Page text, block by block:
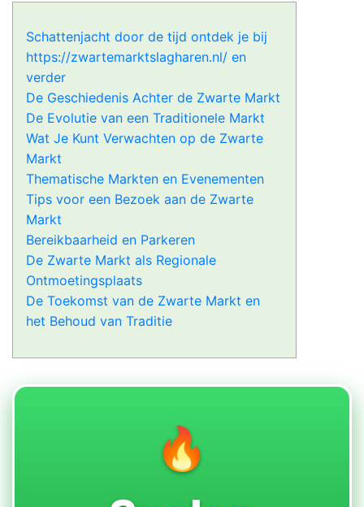
Schattenjacht door de tijd ontdek je bij
https://zwartemarktslagharen.nl/ en
verder
De Geschiedenis Achter de Zwarte Markt
De Evolutie van een Traditionele Markt
Wat Je Kunt Verwachten op de Zwarte
Markt
Thematische Markten en Evenementen
Tips voor een Bezoek aan de Zwarte
Markt
Bereikbaarheid en Parkeren
De Zwarte Markt als Regionale
Ontmoetingsplaats
De Toekomst van de Zwarte Markt en
het Behoud van Traditie
🔥